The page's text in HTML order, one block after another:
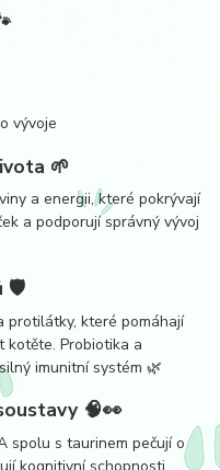
vývoje
🌱
a energii, které pokrývají
a podporují správný vývoj
🛡️
protilátky, které pomáhají
kotěte. Probiotika a
imunitní systém 🌿
🧠👀
spolu s taurinem pečují o